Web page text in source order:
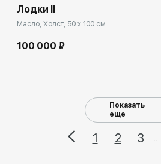
Лодки II
Масло, Холст, 50 x 100 см
100 000 ₽
Показать
еще
1 2 3